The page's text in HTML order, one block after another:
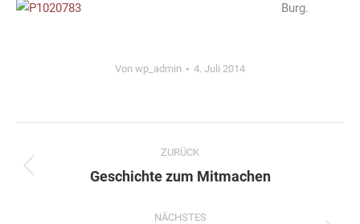
Burg.
Von wp_admin 4. Juli 2014
ZURÜCK
Vorheriger
Geschichte zum Mitmachen
NÄCHSTES